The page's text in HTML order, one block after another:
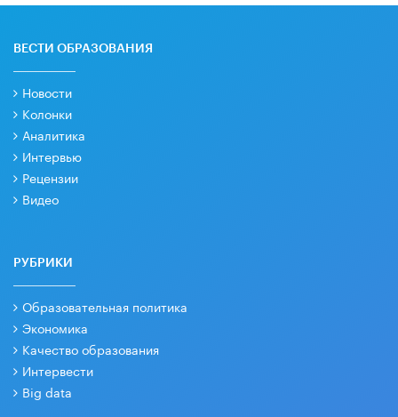
ВЕСТИ ОБРАЗОВАНИЯ
Новости
Колонки
Аналитика
Интервью
Рецензии
Видео
РУБРИКИ
Образовательная политика
Экономика
Качество образования
Интервести
Big data